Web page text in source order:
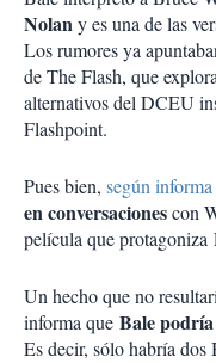
Nolany es una de las
Los rumores ya
de The Flash, que
alternativos del DCEU
Flashpoint.
Pues bien, según
en conversacionescon
película que
Un hecho que no
informa que Bale
Es decir, sólo habría dos